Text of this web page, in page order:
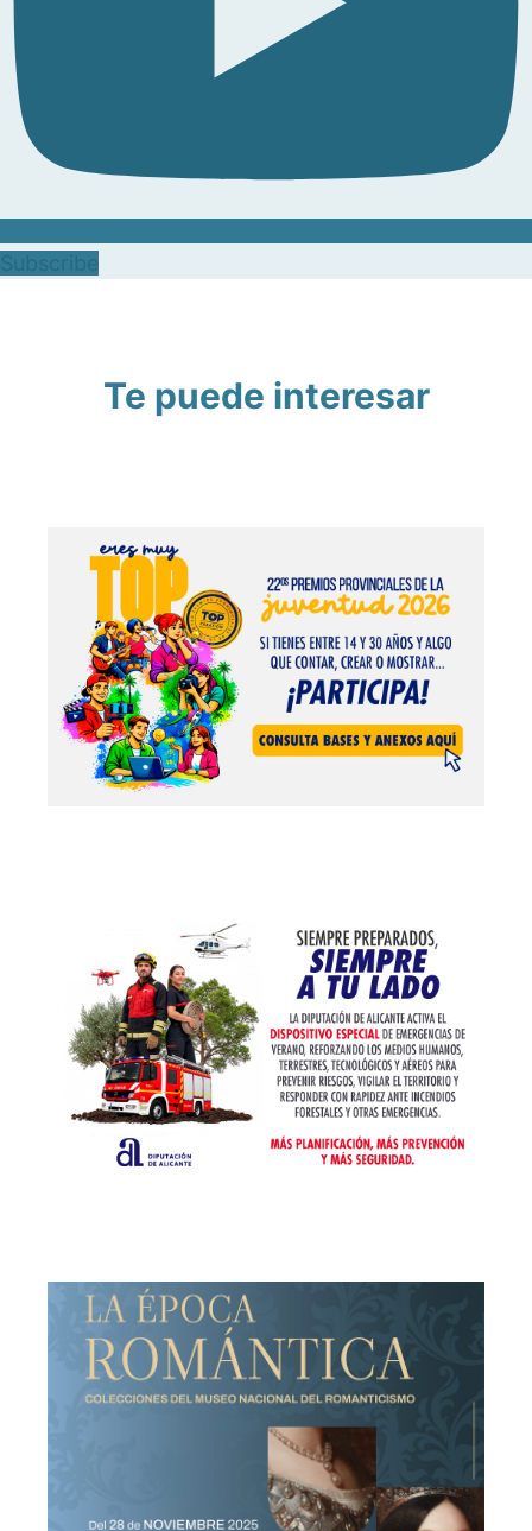
Te puede interesar